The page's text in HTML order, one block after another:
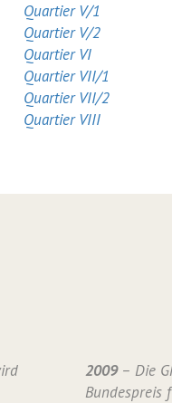
Quartier V/1
Quartier V/2
Quartier VI
Quartier VII/1
Quartier VII/2
Quartier VIII
2009 – Die
Bundespreis